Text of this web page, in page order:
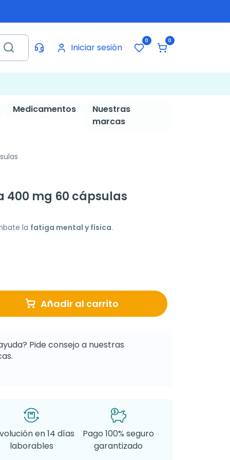
Iniciar sesión
0 0
Medicamentos
Nuestras
marcas
400 mg 60 cápsulas
la fatiga mental y física.
Añadir al carrito
Pide consejo a nuestras
en 14 días
laborables
Pago 100% seguro
garantizado